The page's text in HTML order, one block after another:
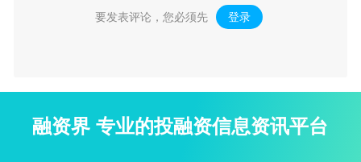
要发表评论，您必须先 登录 。
融资界 专业的投融资信息资讯平台